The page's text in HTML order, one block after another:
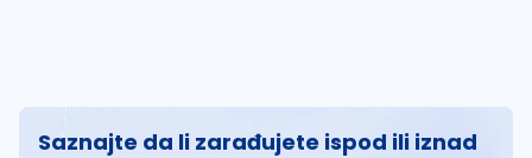
Saznajte da li zarađujete ispod ili iznad